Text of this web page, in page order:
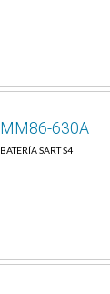
MM86-630A
BATERÍA SART S4